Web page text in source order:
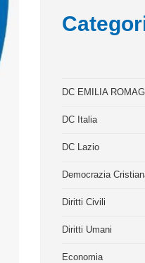
DC EMILIA
DC Italia
DC Lazio
Democrazia
Diritti Civili
Diritti Umani
Economia